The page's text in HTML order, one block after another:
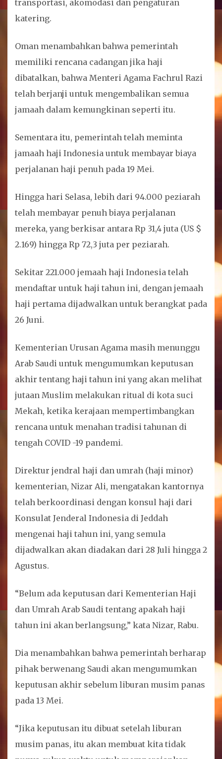
transportasi, akomodasi dan pengaturan
katering.
Oman menambahkan bahwa pemerintah
memiliki rencana cadangan jika haji
dibatalkan, bahwa Menteri Agama Fachrul Razi
telah berjanji untuk mengembalikan semua
jamaah dalam kemungkinan seperti itu.
Sementara itu, pemerintah telah meminta
jamaah haji Indonesia untuk membayar biaya
perjalanan haji penuh pada 19 Mei.
Hingga hari Selasa, lebih dari 94.000 peziarah
telah membayar penuh biaya perjalanan
mereka, yang berkisar antara Rp 31,4 juta (US $
2.169) hingga Rp 72,3 juta per peziarah.
Sekitar 221.000 jemaah haji Indonesia telah
mendaftar untuk haji tahun ini, dengan jemaah
haji pertama dijadwalkan untuk berangkat pada
26 Juni.
Kementerian Urusan Agama masih menunggu
Arab Saudi untuk mengumumkan keputusan
akhir tentang haji tahun ini yang akan melihat
jutaan Muslim melakukan ritual di kota suci
Mekah, ketika kerajaan mempertimbangkan
rencana untuk menahan tradisi tahunan di
tengah COVID -19 pandemi.
Direktur jendral haji dan umrah (haji minor)
kementerian, Nizar Ali, mengatakan kantornya
telah berkoordinasi dengan konsul haji dari
Konsulat Jenderal Indonesia di Jeddah
mengenai haji tahun ini, yang semula
dijadwalkan akan diadakan dari 28 Juli hingga 2
Agustus.
“Belum ada keputusan dari Kementerian Haji
dan Umrah Arab Saudi tentang apakah haji
tahun ini akan berlangsung,” kata Nizar, Rabu.
Dia menambahkan bahwa pemerintah berharap
pihak berwenang Saudi akan mengumumkan
keputusan akhir sebelum liburan musim panas
pada 13 Mei.
“Jika keputusan itu dibuat setelah liburan
musim panas, itu akan membuat kita tidak